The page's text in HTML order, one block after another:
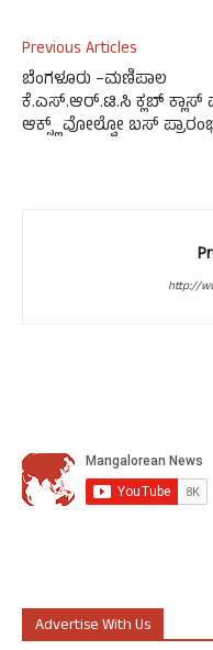
Previous Articles
ಬೆಂಗಳೂರು –ಮಣಿಪಾಲ
ಕೆ.ಎಸ್.ಆರ್.ಟಿ.ಸಿ ಕ್ಲಬ್ ಕ್ಲಾಸ್
ಆಕ್ಸ್ಲ್ ವೋಲ್ವೋ ಬಸ್
http://
Advertise With Us